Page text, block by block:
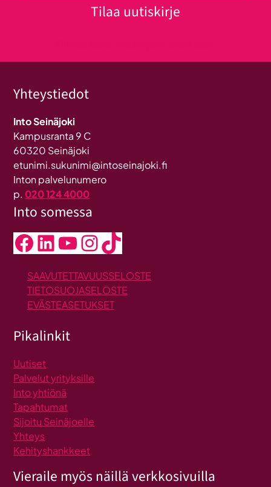
Tilaa uutiskirje
Yhteystiedot
Into Seinäjoki
Kampusranta 9 C
60320 Seinäjoki
etunimi.sukunimi@intoseinajoki.fi
Inton palvelunumero
p. 020 124 4000
Into somessa
Facebook LinkedIn YouTube InstagramTikTok
SAAVUTETTAVUUSSELOSTE
TIETOSUOJASELOSTE
EVÄSTEASETUKSET
Pikalinkit
Uutiset
Palvelut yrityksille
Into yhtiönä
Tapahtumat
Sijoitu Seinäjoelle
Yhteys
Kehityshankkeet
Vieraile myös näillä verkkosivuilla